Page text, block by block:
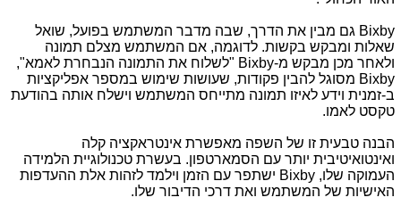
Bixby גם מבין את הדרך, שבה מדבר המשתמש בפועל, שואל
שאלות ומבקש בקשות. לדוגמה, אם המשתמש מצלם תמונה
ולאחר מכן מבקש מ-Bixby "לשלוח את התמונה הנבחרת לאמא",
Bixby מסוגל להבין פקודות, שעושות שימוש במספר אפליקציות
ב-זמנית וידע לאיזו תמונה מתייחס המשתמש וישלח אותה בהודעת
טקסט לאמו.
הבנה טבעית זו של השפה מאפשרת אינטראקציה קלה
ואינטואיטיבית יותר עם הסמארטפון. בעשרת טכנולוגיית הלמידה
העמוקה שלו, Bixby ישתפר עם הזמן וילמד לזהות אלת ההעדפות
האישיות של המשתמש ואת דרכי הדיבור שלו.